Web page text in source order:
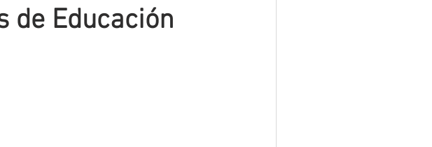
AUTORES MATERIAL PREMIUM
de Educación